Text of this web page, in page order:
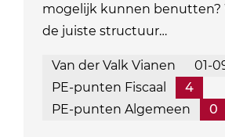
mogelijk kunnen benutten?
de juiste structuur…
Van der Valk Vianen
01-
PE-punten Fiscaal
4
PE-punten Algemeen
0